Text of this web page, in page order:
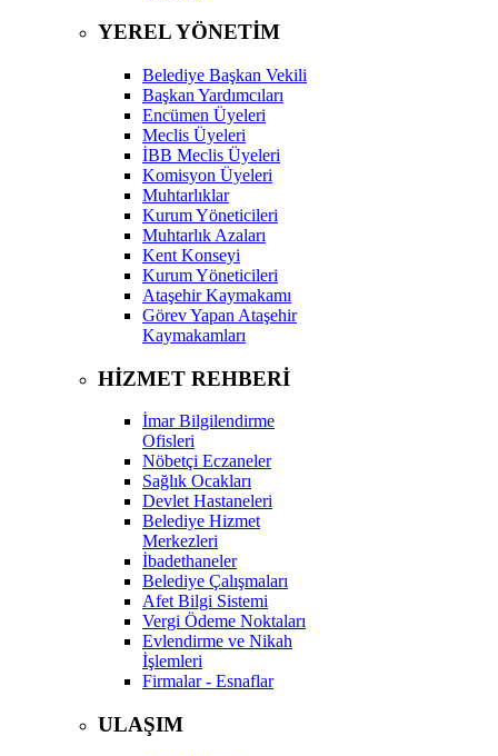
YEREL YÖNETİM
Belediye Başkan Vekili
Başkan Yardımcıları
Encümen Üyeleri
Meclis Üyeleri
İBB Meclis Üyeleri
Komisyon Üyeleri
Muhtarlıklar
Kurum Yöneticileri
Muhtarlık Azaları
Kent Konseyi
Kurum Yöneticileri
Ataşehir Kaymakamı
Görev Yapan Ataşehir
Kaymakamları
HİZMET REHBERİ
İmar Bilgilendirme
Ofisleri
Nöbetçi Eczaneler
Sağlık Ocakları
Devlet Hastaneleri
Belediye Hizmet
Merkezleri
İbadethaneler
Belediye Çalışmaları
Afet Bilgi Sistemi
Vergi Ödeme Noktaları
Evlendirme ve Nikah
İşlemleri
Firmalar - Esnaflar
ULAŞIM